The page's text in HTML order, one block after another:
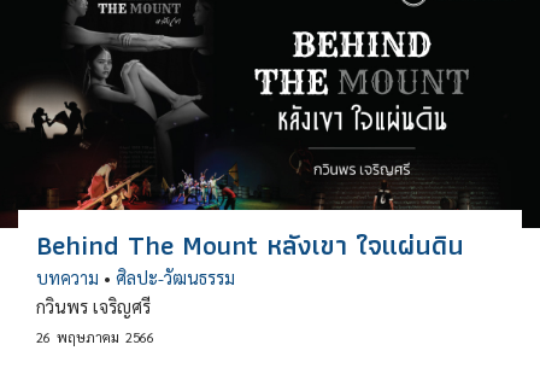
Behind The Mount หลังเขา ใจแผ่นดิน
บทความ • ศิลปะ-วัฒนธรรม
กวินพร เจริญศรี
26 พฤษภาคม 2566